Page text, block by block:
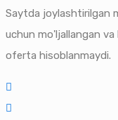
Saytda joylashtirilgan
uchun mo'ljallangan
oferta hisoblanmaydi.